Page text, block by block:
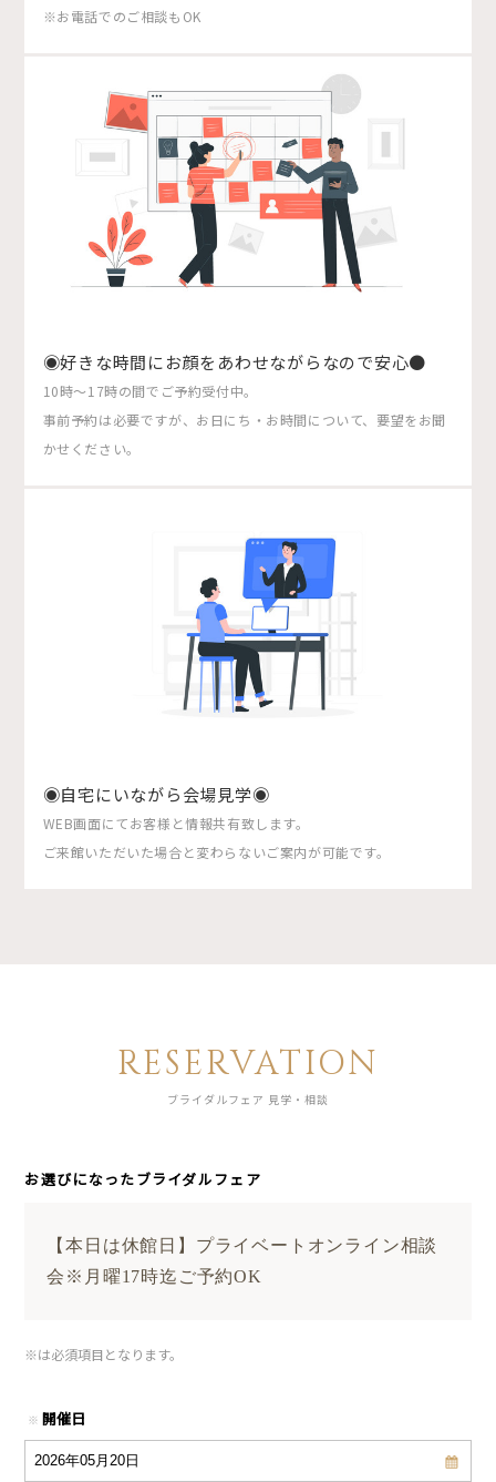
※お電話でのご相談もOK
◉好きな時間にお顔をあわせながらなので安心●
10時〜17時の間でご予約受付中。
事前予約は必要ですが、お日にち・お時間について、要望をお聞
かせください。
◉自宅にいながら会場見学◉
WEB画面にてお客様と情報共有致します。
ご来館いただいた場合と変わらないご案内が可能です。
RESERVATION
ブライダルフェア 見学・相談
お選びになったブライダルフェア
【本日は休館日】プライベートオンライン相談
会※月曜17時迄ご予約OK
※は必須項目となります。
※ 開催日